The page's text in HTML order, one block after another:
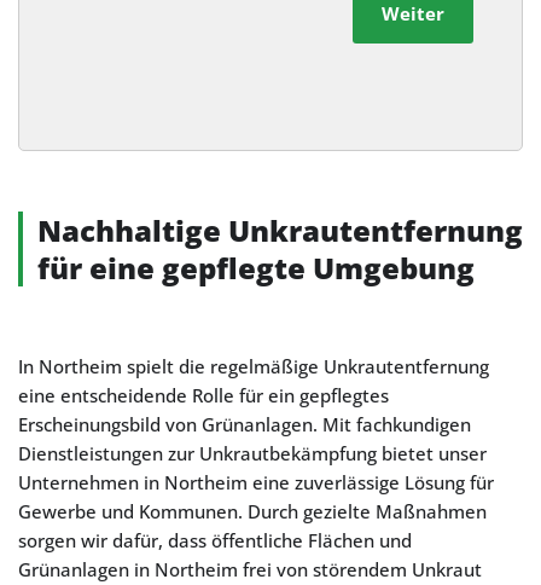
Weiter
Alternative:
Nachhaltige Unkrautentfernung
für eine gepflegte Umgebung
In Northeim spielt die regelmäßige Unkrautentfernung
eine entscheidende Rolle für ein gepflegtes
Erscheinungsbild von Grünanlagen. Mit fachkundigen
Dienstleistungen zur Unkrautbekämpfung bietet unser
Unternehmen in Northeim eine zuverlässige Lösung für
Gewerbe und Kommunen. Durch gezielte Maßnahmen
sorgen wir dafür, dass öffentliche Flächen und
Grünanlagen in Northeim frei von störendem Unkraut